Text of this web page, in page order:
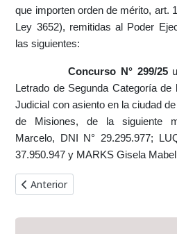
que importen orden de mérito, art.
Ley 3652), remitidas al Poder
las siguientes:
Concurso N° 299/25
Letrado de Segunda Categoría
Judicial con asiento en la ciudad
de Misiones, de la siguiente
Marcelo, DNI N° 29.295.977;
37.950.947 y MARKS Gisela
Artículo anterior: Terna Concurso
Anterior